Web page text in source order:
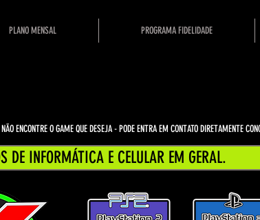
PLANO MENSAL PROGRAMA FIDELIDADE
DE INFORMÁTICA E CELULAR EM GERAL.
ENCONTRE O GAME QUE DESEJA - PODE ENTRA EM CONTATO DIRETAMENTE